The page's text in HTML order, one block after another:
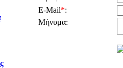
E-Mail*:
Μήνυμα: